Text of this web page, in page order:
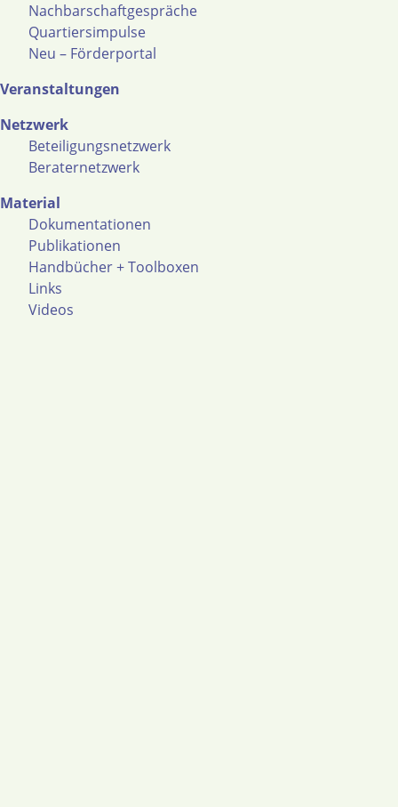
Nachbarschaftgespräche
Quartiersimpulse
Neu – Förderportal
Veranstaltungen
Netzwerk
Beteiligungsnetzwerk
Beraternetzwerk
Material
Dokumentationen
Publikationen
Handbücher + Toolboxen
Links
Videos